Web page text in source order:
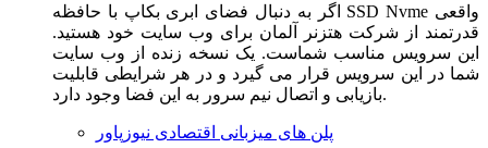
اگر به دنبال فضای ابری بکاپ با حافظه SSD Nvme واقعی
قدرتمند از شرکت هتزنر آلمان برای وب سایت خود هستید.
این سرویس مناسب شماست. یک نسخه زنده از وب سایت
شما در این سرویس قرار می گیرد و در هر شرایطی قابلیت
بازیابی و اتصال نیم سرور به این فضا وجود دارد.
پلن های میزبانی اقتصادی نیوزپاور